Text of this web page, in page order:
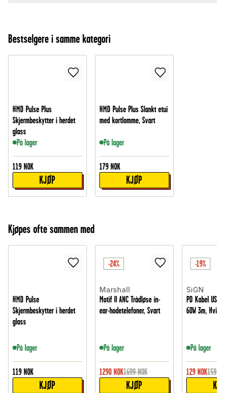
Bestselgere i samme kategori
HMD Pulse Plus
Skjermbeskytter i herdet
glass
På lager
119 NOK
KJØP
HMD Pulse Plus Slankt etui
med kortlomme, Svart
På lager
179 NOK
KJØP
Kjøpes ofte sammen med
HMD Pulse
Skjermbeskytter i herdet
glass
På lager
119 NOK
KJØP
-24%
Marshall
Motif II ANC Trådløse in-
ear-hodetelefoner, Svart
På lager
1290 NOK1699 NOK
KJØP
-19%
SiGN
PD Kabel USB-
60W 3m, Hvit
På lager
129 NOK159